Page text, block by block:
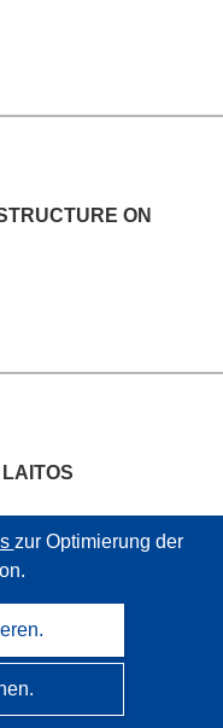
ON
zur Optimierung der